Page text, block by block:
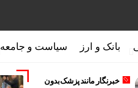
بانک و ارز سیاست و جامعه
خبرنگار مانند پزشک بدون